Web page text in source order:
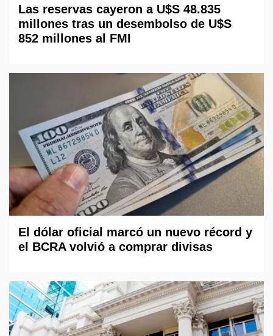
Las reservas cayeron a U$S 48.835
millones tras un desembolso de U$S
852 millones al FMI
El dólar oficial marcó un nuevo récord y
el BCRA volvió a comprar divisas